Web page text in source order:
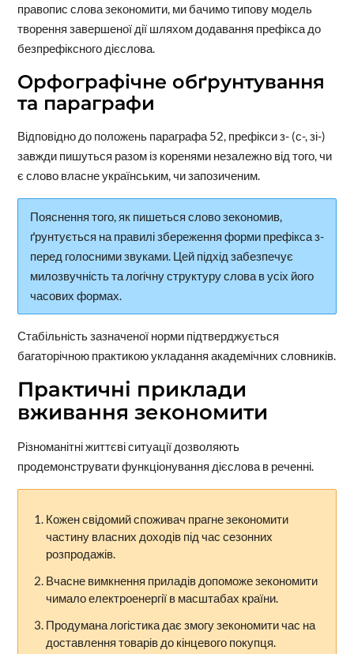
правопис слова зекономити, ми бачимо типову модель
творення завершеної дії шляхом додавання префікса до
безпрефіксного дієслова.
Орфографічне обґрунтування
та параграфи
Відповідно до положень параграфа 52, префікси з- (с-, зі-)
завжди пишуться разом із коренями незалежно від того, чи
є слово власне українським, чи запозиченим.
Пояснення того, як пишеться слово зекономив,
ґрунтується на правилі збереження форми префікса з-
перед голосними звуками. Цей підхід забезпечує
милозвучність та логічну структуру слова в усіх його
часових формах.
Стабільність зазначеної норми підтверджується
багаторічною практикою укладання академічних словників.
Практичні приклади
вживання зекономити
Різноманітні життєві ситуації дозволяють
продемонструвати функціонування дієслова в реченні.
Кожен свідомий споживач прагне зекономити
частину власних доходів під час сезонних
розпродажів.
Вчасне вимкнення приладів допоможе зекономити
чимало електроенергії в масштабах країни.
Продумана логістика дає змогу зекономити час на
доставлення товарів до кінцевого покупця.